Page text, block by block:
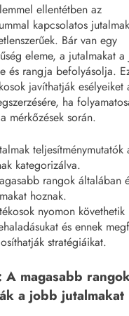
ellentétben az
kapcsolatos
Bár van egy
eleme, a jutalmakat a
és rangja befolyásolja.
javíthatják
ha
mérkőzések során.
teljesítménymutatók
kategorizálva.
rangok általában
hoznak.
nyomon követhetik
és ennek
stratégiáikat.
A magasabb
a jobb jutalmakat